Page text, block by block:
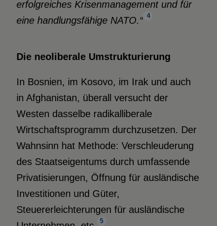
erfolgreiches Krisenmanagement und für
eine handlungsfähige NATO.“ 4
Die neoliberale Umstrukturierung
In Bosnien, im Kosovo, im Irak und auch
in Afghanistan, überall versucht der
Westen dasselbe radikalliberale
Wirtschaftsprogramm durchzusetzen. Der
Wahnsinn hat Methode: Verschleuderung
des Staatseigentums durch umfassende
Privatisierungen, Öffnung für ausländische
Investitionen und Güter,
Steuererleichterungen für ausländische
5